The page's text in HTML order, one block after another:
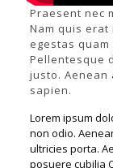
Praesent nec
Nam quis
egestas
Pellentesque
justo. Aenean
sapien.
Lorem ipsum
non odio.
ultricies porta.
posuere cubilia